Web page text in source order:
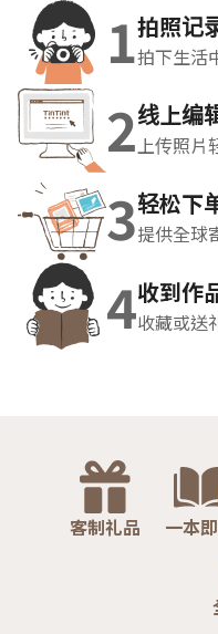
1拍照记
拍下生活
2线上编
上传照片
3轻松下
提供全球
4收到作
收藏或送
客制礼品 一本